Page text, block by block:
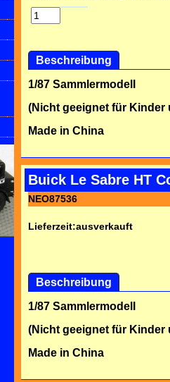
Beschreibung
1/87 Sammlermodell
(Nicht geeignet für Kinder
Made in China
Buick Le Sabre HT
NEO87536
Lieferzeit:ausverkauft
Beschreibung
1/87 Sammlermodell
(Nicht geeignet für Kinder
Made in China